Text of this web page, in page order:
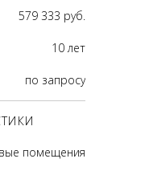
579 333 руб.
10 лет
по запросу
помещения